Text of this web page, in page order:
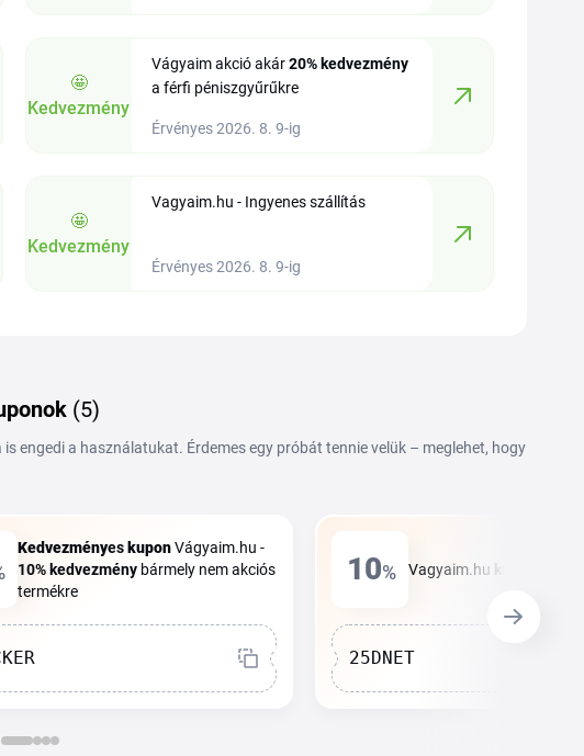
🤩
Kedvezmény
Vágyaim akció akár20% kedvezmény
a férfi péniszgyűrűkre
Érvényes 2026. 8. 9-ig
🤩
Kedvezmény
Vagyaim.hu - Ingyenes szállítás
Érvényes 2026. 8. 9-ig
(5)
engedi a használatukat. Érdemes egy próbát tennie velük – meglehet, hogy
Kedvezményes kuponVágyaim.hu -
10% kedvezménybármely nem akciós
termékre
10% Vagyaim.hu
25DNET